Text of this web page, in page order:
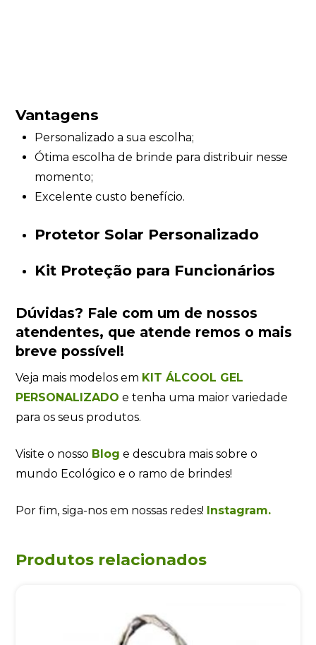
Vantagens
Personalizado a sua escolha;
Ótima escolha de brinde para distribuir nesse
momento;
Excelente custo benefício.
Protetor Solar Personalizado
Kit Proteção para Funcionários
Dúvidas? Fale com um de nossos
atendentes, que atende remos o mais
breve possível!
Veja mais modelos em KIT ÁLCOOL GEL
PERSONALIZADO e tenha uma maior variedade
para os seus produtos.
Visite o nosso Blog e descubra mais sobre o
mundo Ecológico e o ramo de brindes!
Por fim, siga-nos em nossas redes! Instagram.
Produtos relacionados